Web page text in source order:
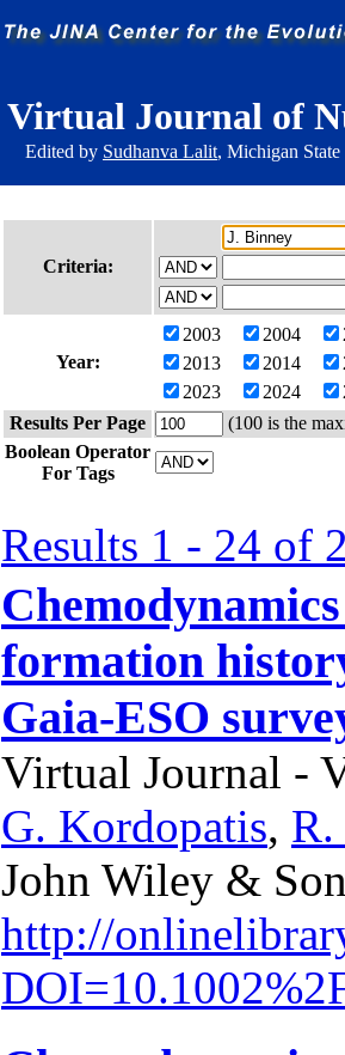
Virtual Journal of
Edited by Sudhanva Lalit, Michigan
Criteria:
Year:
2003 2004
2013
2014
2023
2024
Results Per Page
(100 is the
Boolean Operator
For Tags
Results 1 - 24 of
formation
Gaia-ESO
Virtual Journal -
G. Kordopatis, R.
John Wiley &
http://